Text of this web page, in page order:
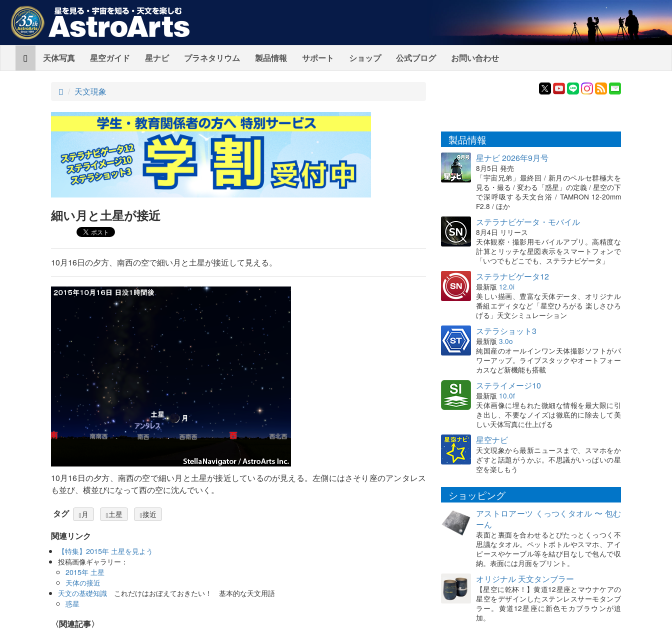
Home天体写真 星空ガイド 星ナビ プラネタリウム 製品情報 サポート ショップ 公式ブログ お問い合わせ
ト
プ
天文現象
細い月と土星が接近
10月16日の夕方、南西の空で細い月と土星が接近して見える。
10月16日の夕方、南西の空で細い月と土星が接近しているのが見える。左側にはさそり座のアンタレス
も並び、横並びになって西の空に沈んでいく。
タグ 月 土星 接近
関連リンク
【特集】2015年 土星を見よう
投稿画像ギャラリー：
2015年 土星
天体の接近
天文の基礎知識 これだけはおぼえておきたい！ 基本的な天文用語
惑星
関連記事
製品情報
星ナビ 2026年9月号
8月5日 発売
「宇宙兄弟」最終回 / 新月のペルセ群極大を
見る・撮る / 変わる「惑星」の定義 / 星空の下
で深呼吸する天文台浴 / TAMRON 12-20mm
F2.8 / ほか
ステラナビゲータ・モバイル
8月4日 リリース
天体観察・撮影用モバイルアプリ。高精度な
計算とリッチな星図表示をスマートフォンで
「いつでもどこでも、ステラナビゲータ」
ステラナビゲータ12
最新版 12.0i
美しい描画、豊富な天体データ、オリジナル
番組エディタなど「星空ひろがる 楽しさひろ
げる」天文シミュレーション
ステラショット3
最新版 3.0o
純国産のオールインワン天体撮影ソフトがパ
ワーアップ。ライブスタックやオートフォー
カスなど新機能も搭載
ステライメージ10
最新版 10.0f
天体画像に埋もれた微細な情報を最大限に引
き出し、不要なノイズは徹底的に除去して美
しい天体写真に仕上げる
星空ナビ
天文現象から最新ニュースまで、スマホをか
ざすと話題がうかぶ。不思議がいっぱいの星
空を楽しもう
ショッピング
アストロアーツ くっつくタオル 〜 包む
ーん
表面と裏面を合わせるとぴたっとくっつく不
思議なタオル。ペットボトルやスマホ、アイ
ピースやケーブル等を結び目なしで包んで収
納。表面には月面をプリント。
オリジナル 天文タンブラー
【星空に乾杯！】黄道12星座とマウナケアの
星空をデザインしたステンレスサーモタンブ
ラー。黄道12星座に新色モカブラウンが追
加。